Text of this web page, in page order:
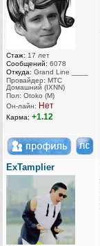
Стаж: 17 лет
Сообщений: 6078
Откуда: Grand Line ____
Провайдер: МТС
Домашний (IXNN)
Пол: Otoko (M)
Он-лайн: Нет
Карма: +1.12
ExTamplier